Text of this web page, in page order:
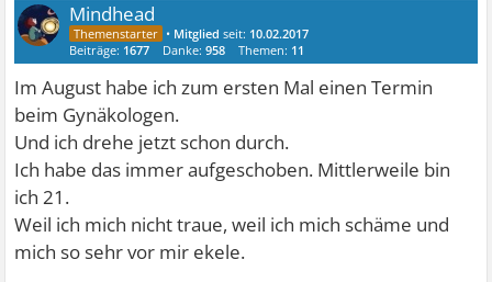
Mindhead
• Mitglied seit: 10.02.2017
Beiträge: 1677 Danke:958 Themen: 11
Im August habe ich zum ersten Mal einen Termin
beim Gynäkologen.
Und ich drehe jetzt schon durch.
Ich habe das immer aufgeschoben. Mittlerweile bin
ich 21.
Weil ich mich nicht traue, weil ich mich schäme und
mich so sehr vor mir ekele.